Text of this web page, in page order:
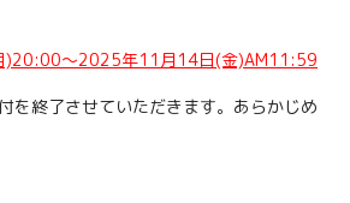
～2025年11月14日(金)AM11:59
を終了させていただきます。あらかじめ